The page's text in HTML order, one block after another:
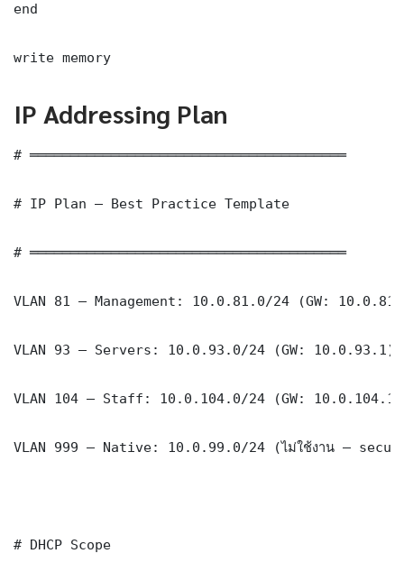
end
write memory
IP Addressing Plan
# ═══════════════════════════════════════
# IP Plan — Best Practice Template
# ═══════════════════════════════════════
VLAN 81 — Management: 10.0.81.0/24 (GW:
VLAN 93 — Servers: 10.0.93.0/24 (GW: 10.0.93.1)
VLAN 104 — Staff: 10.0.104.0/24 (GW: 10.0.104.1)
VLAN 999 — Native: 10.0.99.0/24 (ไม่ใช้งาน —
# DHCP Scope